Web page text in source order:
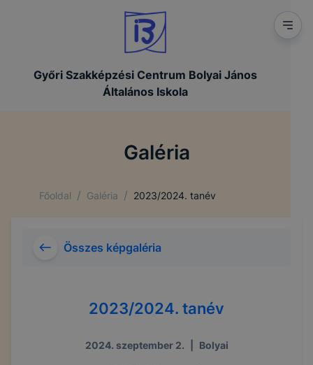
Győri Szakképzési Centrum Bolyai János
Általános Iskola
Galéria
Főoldal / Galéria / 2023/2024. tanév
Összes képgaléria
2023/2024. tanév
2024. szeptember 2. Bolyai